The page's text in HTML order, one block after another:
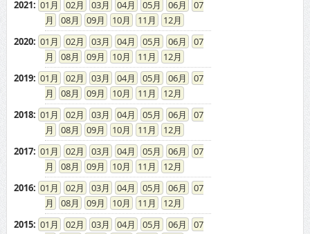
08
09 10 11
12
01 02 03 04 05 06
07
08
09 10 11
12
01 02 03 04 05 06
07
08
09 10 11
12
01 02 03 04 05 06
07
08
09 10 11
12
01 02 03 04 05 06
07
08
09 10 11
12
01 02 03 04 05 06
07
08
09 10 11
12
01 02 03 04 05 06
07
08
09 10 11
12